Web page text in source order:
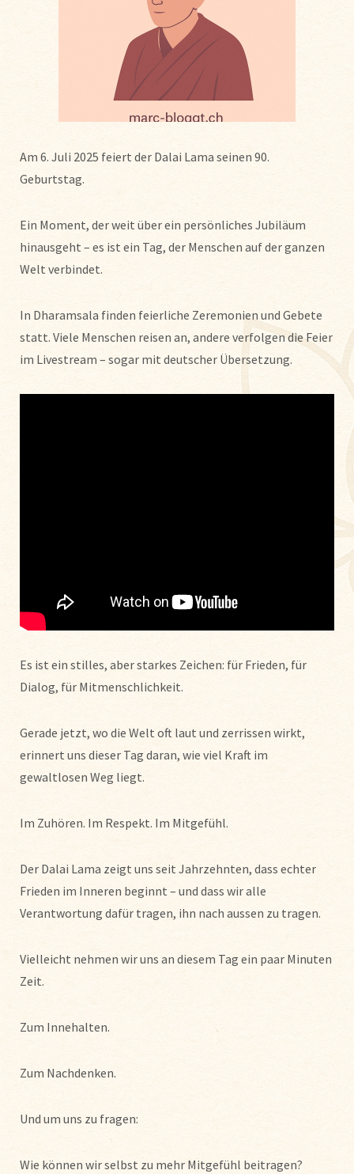
Am 6. Juli 2025 feiert der Dalai Lama seinen 90.
Geburtstag.
Ein Moment, der weit über ein persönliches Jubiläum
hinausgeht – es ist ein Tag, der Menschen auf der ganzen
Welt verbindet.
In Dharamsala finden feierliche Zeremonien und Gebete
statt. Viele Menschen reisen an, andere verfolgen die Feier
im Livestream – sogar mit deutscher Übersetzung.
Es ist ein stilles, aber starkes Zeichen: für Frieden, für
Dialog, für Mitmenschlichkeit.
Gerade jetzt, wo die Welt oft laut und zerrissen wirkt,
erinnert uns dieser Tag daran, wie viel Kraft im
gewaltlosen Weg liegt.
Im Zuhören. Im Respekt. Im Mitgefühl.
Der Dalai Lama zeigt uns seit Jahrzehnten, dass echter
Frieden im Inneren beginnt – und dass wir alle
Verantwortung dafür tragen, ihn nach aussen zu tragen.
Vielleicht nehmen wir uns an diesem Tag ein paar Minuten
Zeit.
Zum Innehalten.
Zum Nachdenken.
Und um uns zu fragen:
Wie können wir selbst zu mehr Mitgefühl beitragen?